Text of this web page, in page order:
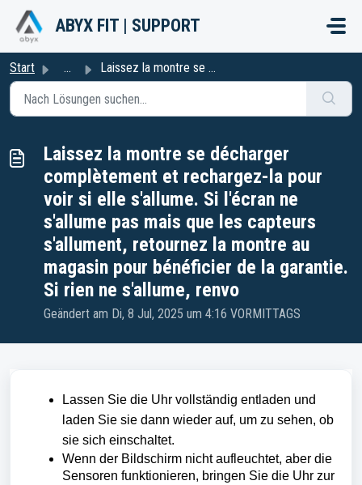
Zum hauptsächlichen Inhalt gehen
ABYX FIT | SUPPORT
Start ... Laissez la montre se décharger complètement et rechargez-...
Laissez la montre se décharger
complètement et rechargez-la pour
voir si elle s'allume. Si l'écran ne
s'allume pas mais que les capteurs
s'allument, retournez la montre au
magasin pour bénéficier de la garantie.
Si rien ne s'allume, renvo
Geändert am Di, 8 Jul, 2025 um 4:16 VORMITTAGS
Lassen Sie die Uhr vollständig entladen und
laden Sie sie dann wieder auf, um zu sehen, ob
sie sich einschaltet.
Wenn der Bildschirm nicht aufleuchtet, aber die
Sensoren funktionieren, bringen Sie die Uhr zur